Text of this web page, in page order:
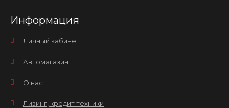
Информация
Личный кабинет
Автомагазин
О нас
Лизинг, кредит техники